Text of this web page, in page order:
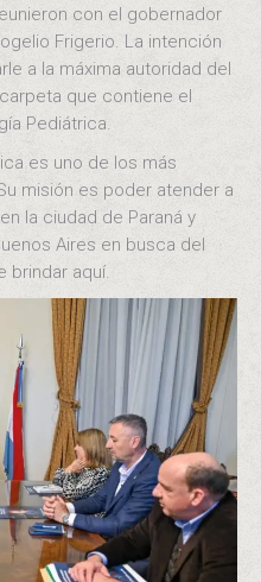
con el gobernador
Frigerio. La intención
a la máxima autoridad del
que contiene el
Pediátrica.
es uno de los más
misión es poder atender a
la ciudad de Paraná y
Aires en busca del
brindar aquí.